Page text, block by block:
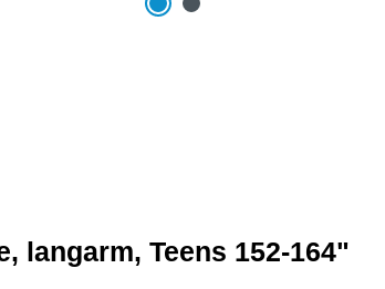
langarm, Teens 152-164"